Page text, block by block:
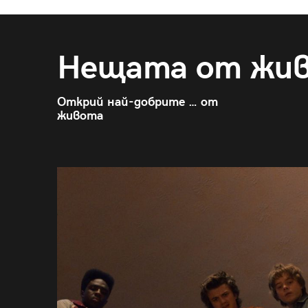
Нещата от
Открий най-добрите … от
живота